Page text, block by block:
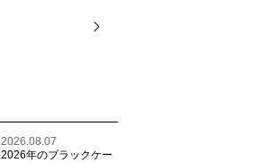
2026.08.07
2026年のブラックケー